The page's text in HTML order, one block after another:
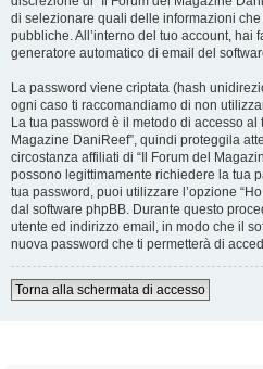
di selezionare quali delle informazioni
pubbliche. All’interno del tuo account, hai
generatore automatico di email del
La password viene criptata (hash
ogni caso ti raccomandiamo di non
La tua password è il metodo di accesso al
Magazine DaniReef”, quindi proteggila
circostanza affiliati di “Il Forum del
possono legittimamente richiedere la tua
tua password, puoi utilizzare l’opzione
dal software phpBB. Durante questo
utente ed indirizzo email, in modo che il
nuova password che ti permetterà di
Torna alla schermata di accesso